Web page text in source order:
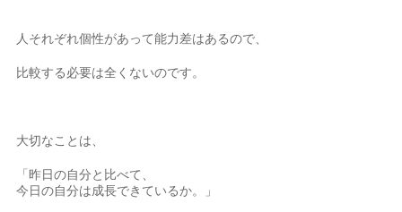
人それぞれ個性があって能力差はあるので、
比較する必要は全くないのです。
大切なことは、
「昨日の自分と比べて、
今日の自分は成長できているか。」